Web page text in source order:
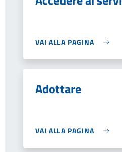
VAI ALLA PAGINA
Adottare
VAI ALLA PAGINA